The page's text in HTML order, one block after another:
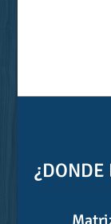
¿DONDE